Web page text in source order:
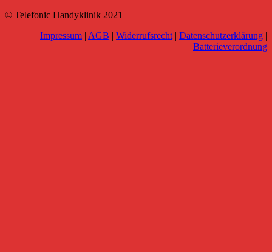
© Telefonic Handyklinik 2021
Impressum | AGB | Widerrufsrecht | Datenschutzerklärung |
Batterieverordnung